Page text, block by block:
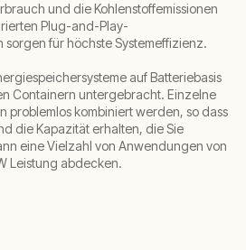
und die Kohlenstoffemissionen
Plug-and-Play-
für höchste Systemeffizienz.
auf Batteriebasis
Containern untergebracht. Einzelne
problemlos kombiniert werden, so dass
die Kapazität erhalten, die Sie
eine Vielzahl von Anwendungen von
Leistung abdecken.